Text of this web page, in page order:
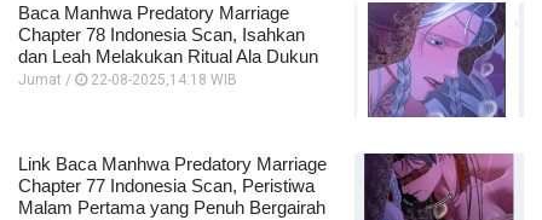
Baca Manhwa Predatory Marriage
Chapter 78 Indonesia Scan, Isahkan
dan Leah Melakukan Ritual Ala Dukun
Jumat / 22-08-2025,14:18 WIB
Link Baca Manhwa Predatory Marriage
Chapter 77 Indonesia Scan, Peristiwa
Malam Pertama yang Penuh Bergairah